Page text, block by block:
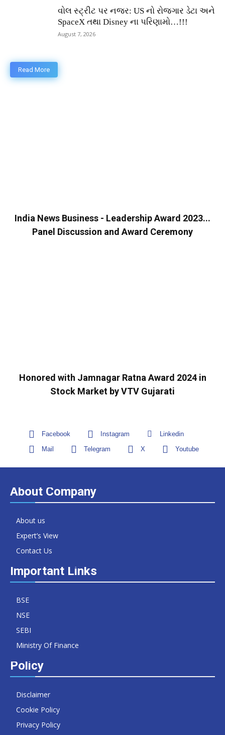
વોલ સ્ટ્રીટ પર નજર: US નો રોજગાર ડેટા અને
SpaceX તથા Disney ના પરિણામો…!!!
August 7, 2026
Read More
India News Business - Leadership Award 2023...
Panel Discussion and Award Ceremony
Honored with Jamnagar Ratna Award 2024 in
Stock Market by VTV Gujarati
Facebook Instagram
Linkedin
Mail
Telegram X Youtube
About Company
About us
Expert’s View
Contact Us
Important Links
BSE
NSE
SEBI
Ministry Of Finance
Policy
Disclaimer
Cookie Policy
Privacy Policy